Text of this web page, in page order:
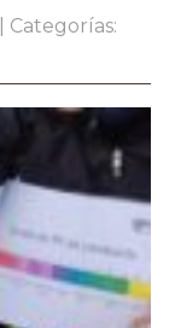
| Categorías: